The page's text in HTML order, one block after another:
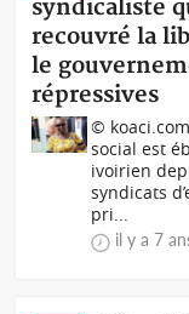
syndicaliste
recouvré la
le
répressives
©
social est
ivoirien
syndicats
pri...
il y a 7